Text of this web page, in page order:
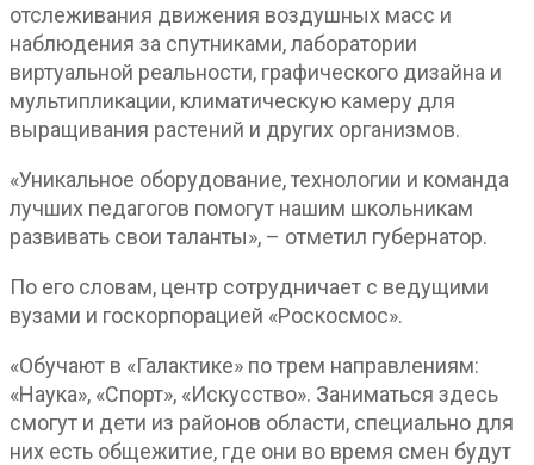
отслеживания движения воздушных масс и
наблюдения за спутниками, лаборатории
виртуальной реальности, графического дизайна и
мультипликации, климатическую камеру для
выращивания растений и других организмов.
«Уникальное оборудование, технологии и команда
лучших педагогов помогут нашим школьникам
развивать свои таланты», – отметил губернатор.
По его словам, центр сотрудничает с ведущими
вузами и госкорпорацией «Роскосмос».
«Обучают в «Галактике» по трем направлениям:
«Наука», «Спорт», «Искусство». Заниматься здесь
смогут и дети из районов области, специально для
них есть общежитие, где они во время смен будут